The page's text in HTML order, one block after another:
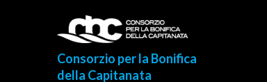
Consorzio per la Bonifica
della Capitanata